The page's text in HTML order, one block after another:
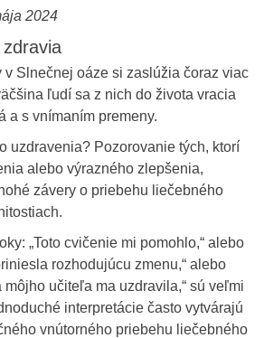
2024
v Slnečnej oáze si zaslúžia čoraz viac
ľudí sa z nich do života vracia
a s vnímaním premeny.
uzdravenia? Pozorovanie tých, ktorí
alebo výrazného zlepšenia,
závery o priebehu liečebného
„Toto cvičenie mi pomohlo,“ alebo
rozhodujúcu zmenu,“ alebo
môjho učiteľa ma uzdravila,“ sú veľmi
interpretácie často vytvárajú
vnútorného priebehu liečebného